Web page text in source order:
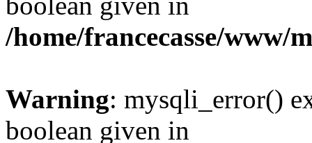
/home/francecasse/www/
Warning: mysqli_error()
boolean given in